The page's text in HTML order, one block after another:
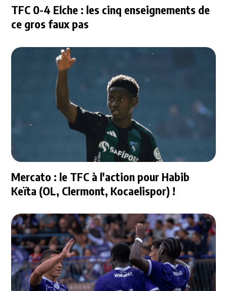
TFC 0-4 Elche : les cinq enseignements de
ce gros faux pas
Mercato : le TFC à l'action pour Habib
Keïta (OL, Clermont, Kocaelispor) !